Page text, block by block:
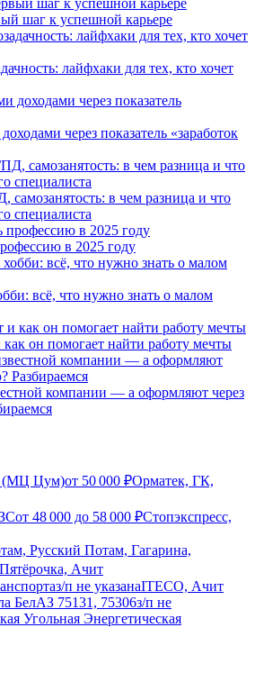
шаг к успешной карьере
лайфхаки для тех, кто хочет
через показатель «заработок
самозанятость: в чем разница и что
специалиста
в 2025 году
всё, что нужно знать о малом
как он помогает найти работу мечты
компании — а оформляют через
(МЦ Цум)от 50 000 ₽Орматек, ГК,
от 48 000 до 58 000 ₽Стопэкспресс,
Русский Потам, Гагарина,
Пятёрочка, Ачит
з/п не указанаITECO, Ачит
БелАЗ 75131, 75306з/п не
Угольная Энергетическая